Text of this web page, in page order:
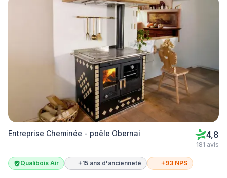
Entreprise Cheminée - poêle Obernai 4,8
181 avis
Qualibois Air +15 ans d'ancienneté +93 NPS